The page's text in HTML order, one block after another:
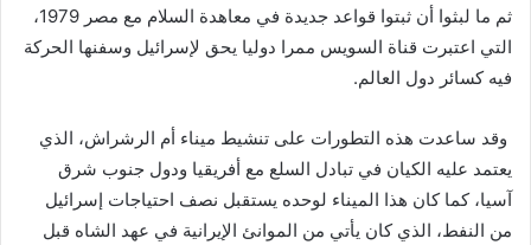
ثم ما لبثوا أن ثبتوا قواعد جديدة في معاهدة السلام مع مصر 1979،
التي اعتبرت قناة السويس ممرا دوليا يحق لإسرائيل وسفنها الحركة
فيه كسائر دول العالم.
وقد ساعدت هذه التطورات على تنشيط ميناء أم الرشراش، الذي
يعتمد عليه الكيان في تبادل السلع مع أفريقيا ودول جنوب شرق
آسيا، كما كان هذا الميناء لوحده يستقبل نصف احتياجات إسرائيل
من النفط، الذي كان يأتي من الموانئ الإيرانية في عهد الشاه قبل